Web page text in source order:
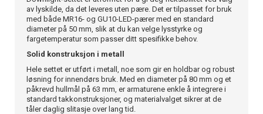
av lyskilde, da det leveres uten pære. Det er tilpasset for bruk
med både MR16- og GU10-LED-pærer med en standard
diameter på 50 mm, slik at du kan velge lysstyrke og
fargetemperatur som passer ditt spesifikke behov.
Solid konstruksjon i metall
Hele settet er utført i metall, noe som gir en holdbar og robust
løsning for innendørs bruk. Med en diameter på 80 mm og et
påkrevd hullmål på 63 mm, er armaturene enkle å integrere i
standard takkonstruksjoner, og materialvalget sikrer at de
tåler daglig slitasje over lang tid.